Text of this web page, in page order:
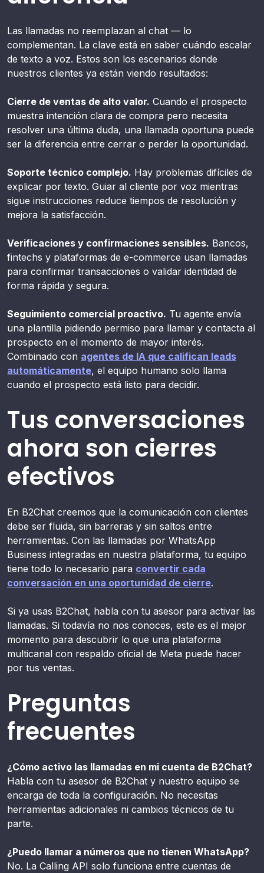
Las llamadas no reemplazan al chat — lo
complementan. La clave está en saber cuándo escalar
de texto a voz. Estos son los escenarios donde
nuestros clientes ya están viendo resultados:
Cierre de ventas de alto valor. Cuando el prospecto
muestra intención clara de compra pero necesita
resolver una última duda, una llamada oportuna puede
ser la diferencia entre cerrar o perder la oportunidad.
Soporte técnico complejo. Hay problemas difíciles de
explicar por texto. Guiar al cliente por voz mientras
sigue instrucciones reduce tiempos de resolución y
mejora la satisfacción.
Verificaciones y confirmaciones sensibles. Bancos,
fintechs y plataformas de e-commerce usan llamadas
para confirmar transacciones o validar identidad de
forma rápida y segura.
Seguimiento comercial proactivo. Tu agente envía
una plantilla pidiendo permiso para llamar y contacta al
prospecto en el momento de mayor interés.
Combinado con agentes de IA que califican leads
automáticamente, el equipo humano solo llama
cuando el prospecto está listo para decidir.
Tus conversaciones
ahora son cierres
efectivos
En B2Chat creemos que la comunicación con clientes
debe ser fluida, sin barreras y sin saltos entre
herramientas. Con las llamadas por WhatsApp
Business integradas en nuestra plataforma, tu equipo
tiene todo lo necesario para convertir cada
conversación en una oportunidad de cierre.
Si ya usas B2Chat, habla con tu asesor para activar las
llamadas. Si todavía no nos conoces, este es el mejor
momento para descubrir lo que una plataforma
multicanal con respaldo oficial de Meta puede hacer
por tus ventas.
Preguntas
frecuentes
¿Cómo activo las llamadas en mi cuenta de B2Chat?
Habla con tu asesor de B2Chat y nuestro equipo se
encarga de toda la configuración. No necesitas
herramientas adicionales ni cambios técnicos de tu
parte.
¿Puedo llamar a números que no tienen WhatsApp?
No. La Calling API solo funciona entre cuentas de